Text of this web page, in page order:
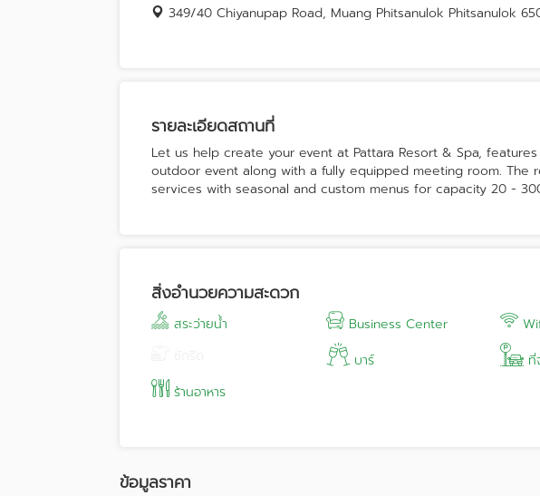
349/40 Chiyanupap Road, Muang Phitsanulok Phitsanulok
รายละเอียดสถานที่
Let us help create your event at Pattara Resort & Spa,
outdoor event along with a fully equipped meeting room. The
services with seasonal and custom menus for capacity 20 -
สิ่งอำนวยความสะดวก
สระว่ายน้ำ Business Center
บาร์ ที่
ร้านอาหาร
ข้อมูลราคา